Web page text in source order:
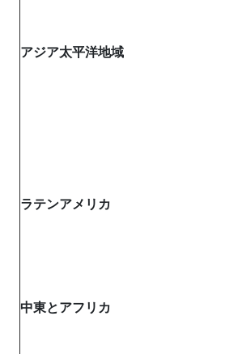
アジア太平洋地域
ラテンアメリカ
中東とアフリカ